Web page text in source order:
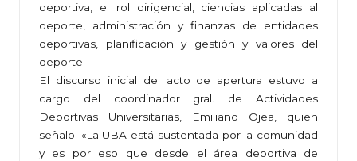
deportiva, el rol dirigencial, ciencias aplicadas al
deporte, administración y finanzas de entidades
deportivas, planificación y gestión y valores del
deporte.
El discurso inicial del acto de apertura estuvo a
cargo del coordinador gral. de Actividades
Deportivas Universitarias, Emiliano Ojea, quien
señalo: «La UBA está sustentada por la comunidad
y es por eso que desde el área deportiva de